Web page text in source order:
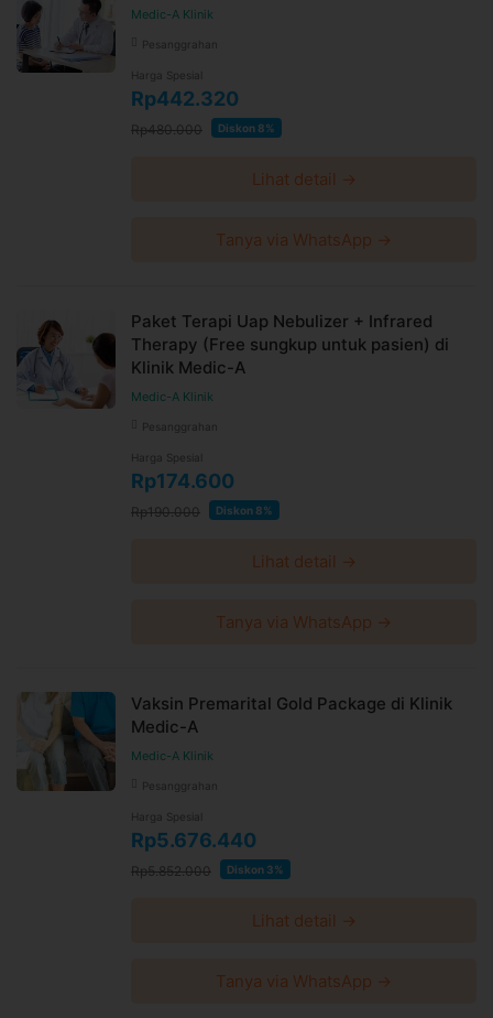
Medic-A Klinik
Pesanggrahan
Harga Spesial
Rp442.320
Rp480.000 Diskon 8%
Lihat detail →
Tanya via WhatsApp →
Paket Terapi Uap Nebulizer + Infrared
Therapy (Free sungkup untuk pasien) di
Klinik Medic-A
Medic-A Klinik
Pesanggrahan
Harga Spesial
Rp174.600
Rp190.000 Diskon 8%
Lihat detail →
Tanya via WhatsApp →
Vaksin Premarital Gold Package di Klinik
Medic-A
Medic-A Klinik
Pesanggrahan
Harga Spesial
Rp5.676.440
Rp5.852.000 Diskon 3%
Lihat detail →
Tanya via WhatsApp →